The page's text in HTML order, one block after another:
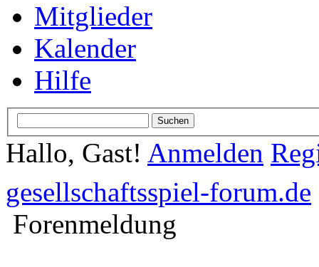
Mitglieder
Kalender
Hilfe
Hallo, Gast! Anmelden
gesellschaftsspiel-forum.de
Forenmeldung